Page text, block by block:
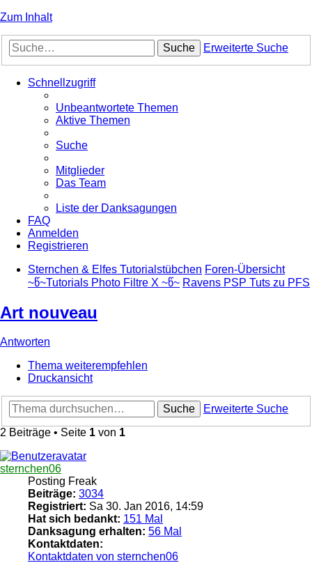
Zum Inhalt
Suche Erweiterte Suche
Schnellzugriff
Unbeantwortete Themen
Aktive Themen
Suche
Mitglieder
Das Team
Liste der Danksagungen
FAQ
Anmelden
Registrieren
Sternchen & Elfes Tutorialstübchen Foren-Übersicht
~წ~Tutorials Photo Filtre X ~წ~ Ravens PSP Tuts zu PFS
Art nouveau
Antworten
Thema weiterempfehlen
Druckansicht
Suche
Erweiterte Suche
2 Beiträge • Seite 1 von 1
sternchen06
Posting Freak
Beiträge: 3034
Registriert: Sa 30. Jan 2016, 14:59
Hat sich bedankt: 151 Mal
Danksagung erhalten: 56 Mal
Kontaktdaten:
Kontaktdaten von sternchen06